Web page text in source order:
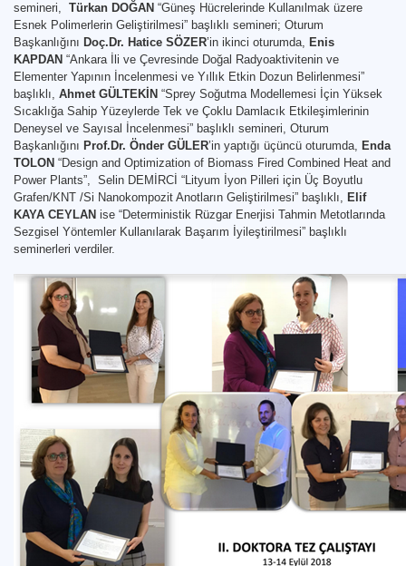
semineri, Türkan DOĞAN “Güneş Hücrelerinde Kullanılmak üzere
Esnek Polimerlerin Geliştirilmesi” başlıklı semineri; Oturum
Başkanlığını Doç.Dr. Hatice SÖZER’in ikinci oturumda, Enis
KAPDAN “Ankara İli ve Çevresinde Doğal Radyoaktivitenin ve
Elementer Yapının İncelenmesi ve Yıllık Etkin Dozun Belirlenmesi”
başlıklı, Ahmet GÜLTEKİN “Sprey Soğutma Modellemesi İçin Yüksek
Sıcaklığa Sahip Yüzeylerde Tek ve Çoklu Damlacık Etkileşimlerinin
Deneysel ve Sayısal İncelenmesi” başlıklı semineri, Oturum
Başkanlığını Prof.Dr. Önder GÜLER’in yaptığı üçüncü oturumda, Enda
TOLON “Design and Optimization of Biomass Fired Combined Heat and
Power Plants”, Selin DEMİRCİ “Lityum İyon Pilleri için Üç Boyutlu
Grafen/KNT /Si Nanokompozit Anotların Geliştirilmesi” başlıklı, Elif
KAYA CEYLAN ise “Deterministik Rüzgar Enerjisi Tahmin Metotlarında
Sezgisel Yöntemler Kullanılarak Başarım İyileştirilmesi” başlıklı
seminerleri verdiler.